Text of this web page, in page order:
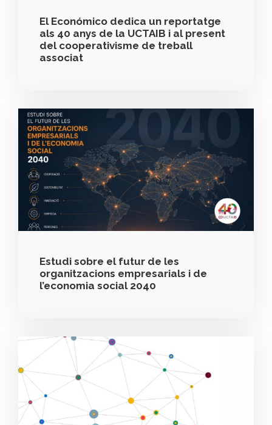
El Económico dedica un reportatge
als 40 anys de la UCTAIB i al present
del cooperativisme de treball
associat
Estudi sobre el futur de les
organitzacions empresarials i de
l’economia social 2040